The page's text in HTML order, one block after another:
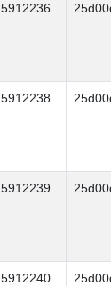
5912236
5912238
5912239
5912240